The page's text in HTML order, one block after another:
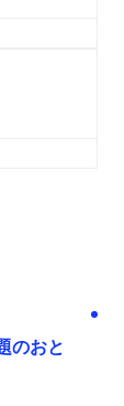
のおと